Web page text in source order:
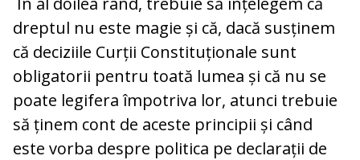
dreptul nu este magie și că, dacă susținem
că deciziile Curții Constituționale sunt
obligatorii pentru toată lumea și că nu se
poate legifera împotriva lor, atunci trebuie
să ținem cont de aceste principii și când
este vorba despre politica pe declarații de